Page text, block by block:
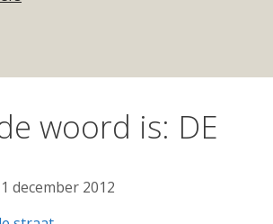
woord is: DE
1 december 2012